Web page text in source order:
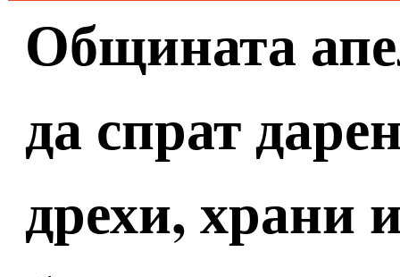
Общината
да спрат
дрехи, храни